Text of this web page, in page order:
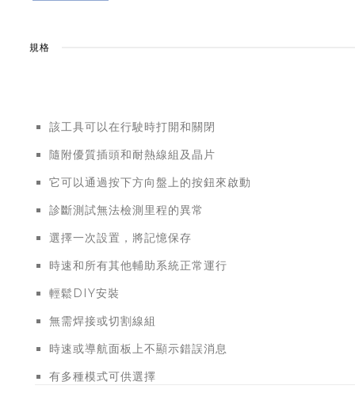
規格
該工具可以在行駛時打開和關閉
隨附優質插頭和耐熱線組及晶片
它可以通過按下方向盤上的按鈕來啟動
診斷測試無法檢測里程的異常
選擇一次設置，將記憶保存
時速和所有其他輔助系統正常運行
輕鬆DIY安裝
無需焊接或切割線組
時速或導航面板上不顯示錯誤消息
有多種模式可供選擇